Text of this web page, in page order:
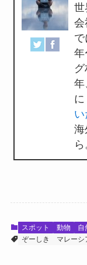
世
会
年
年
に
い
海
ら
スポット 動物 自
ぞーしき
マレーシ